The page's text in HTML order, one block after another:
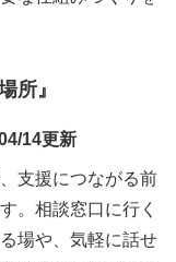
所』
14更新
支援につながる前
。相談窓口に行く
場や、気軽に話せ